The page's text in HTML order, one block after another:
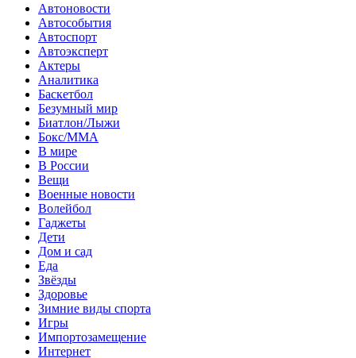
Автоновости
Автособытия
Автоспорт
Автоэксперт
Актеры
Аналитика
Баскетбол
Безумный мир
Биатлон/Лыжи
Бокс/MMA
В мире
В России
Вещи
Военные новости
Волейбол
Гаджеты
Дети
Дом и сад
Еда
Звёзды
Здоровье
Зимние виды спорта
Игры
Импортозамещение
Интернет